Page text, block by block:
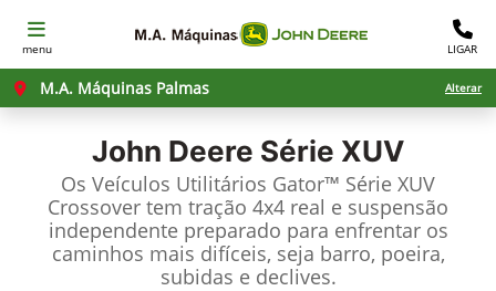
menu LIGAR
M.A. Máquinas Palmas Alterar
John Deere Série XUV
Os Veículos Utilitários Gator™ Série XUV
Crossover tem tração 4x4 real e suspensão
independente preparado para enfrentar os
caminhos mais difíceis, seja barro, poeira,
subidas e declives.